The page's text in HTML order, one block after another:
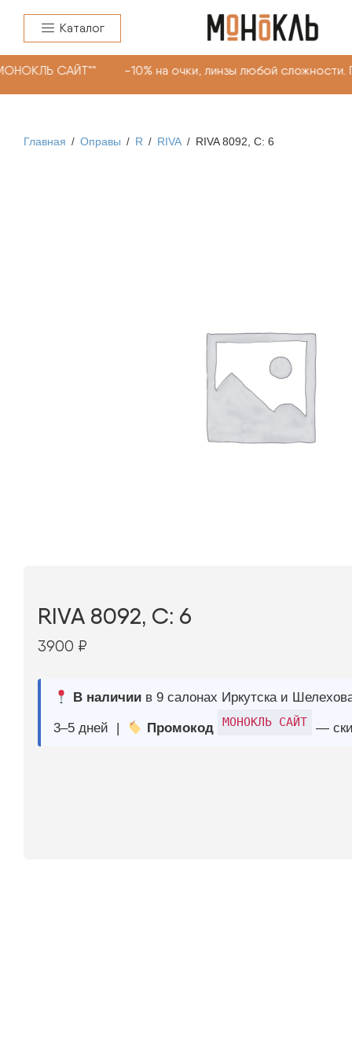
Каталог
САЙТ"" -10% на очки, линзы любой
Главная / Оправы / R / RIVA / RIVA 8092, С: 6
3–5 дней | Промокод